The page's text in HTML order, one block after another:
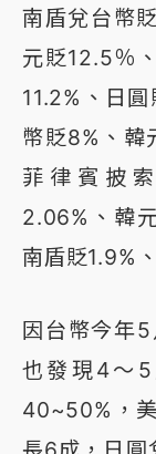
南盾兌台幣
元貶12.5％
11.2%、日
幣貶8%、韓
菲律賓披
2.06%、韓
南盾貶1.9%
因台幣今年
也發現4～
40~50%，